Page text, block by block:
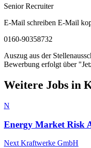
Senior Recruiter
E-Mail schreiben E-Mail
0160-90358732
Auszug aus der
Bewerbung erfolgt über
Weitere Jobs in
N
Energy Market Risk
Next Kraftwerke GmbH